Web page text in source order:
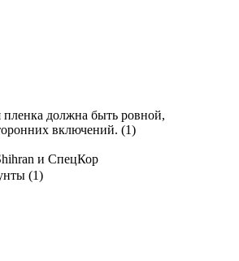
должна быть ровной,
включений. (1)
и СпецКор
(1)